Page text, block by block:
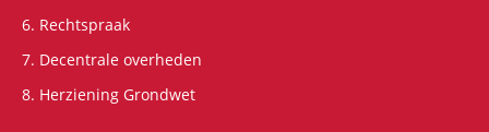
6. Rechtspraak
7. Decentrale overheden
8. Herziening Grondwet